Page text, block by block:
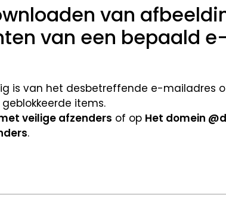
van
van een bepaald e-
is van het desbetreffende e-mailadres
items.
veilige afzenders of op Het domein
.